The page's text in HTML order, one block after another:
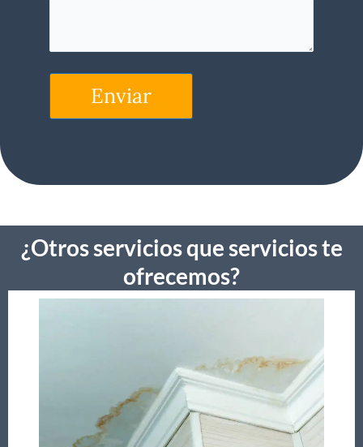
Enviar
¿Otros servicios que servicios te
ofrecemos?